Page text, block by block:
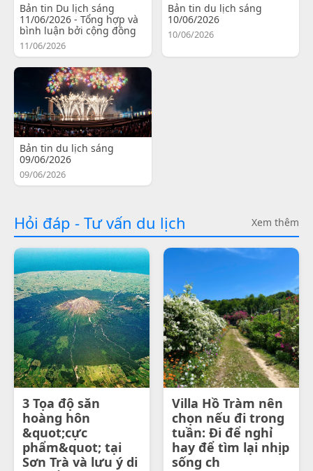
Bản tin Du lịch sáng
11/06/2026 - Tổng hợp và
bình luận bởi cộng đồng
11/06/2026
Bản tin du lịch sáng
10/06/2026
10/06/2026
Bản tin du lịch sáng
09/06/2026
09/06/2026
Hỏi đáp - Tư vấn du lịch Xem thêm
3 Tọa độ săn
hoàng hôn
&quot;cực
phẩm&quot; tại
Sơn Trà và lưu ý di
Villa Hồ Tràm nên
chọn nếu đi trong
tuần: Đi để nghỉ
hay để tìm lại nhịp
sống ch